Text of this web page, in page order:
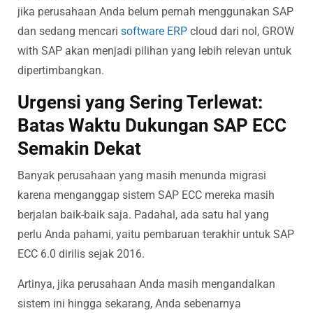
jika perusahaan Anda belum pernah menggunakan SAP
dan sedang mencari software ERP cloud dari nol, GROW
with SAP akan menjadi pilihan yang lebih relevan untuk
dipertimbangkan.
Urgensi yang Sering Terlewat:
Batas Waktu Dukungan SAP ECC
Semakin Dekat
Banyak perusahaan yang masih menunda migrasi
karena menganggap sistem SAP ECC mereka masih
berjalan baik-baik saja. Padahal, ada satu hal yang
perlu Anda pahami, yaitu pembaruan terakhir untuk SAP
ECC 6.0 dirilis sejak 2016.
Artinya, jika perusahaan Anda masih mengandalkan
sistem ini hingga sekarang, Anda sebenarnya